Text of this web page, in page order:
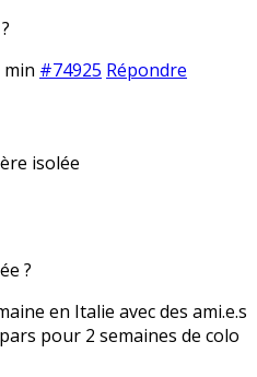
min #74925 Répondre
isolée
?
en Italie avec des ami.e.s
pour 2 semaines de colo